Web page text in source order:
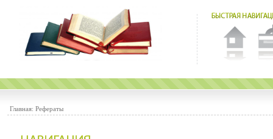
Главная: Рефераты